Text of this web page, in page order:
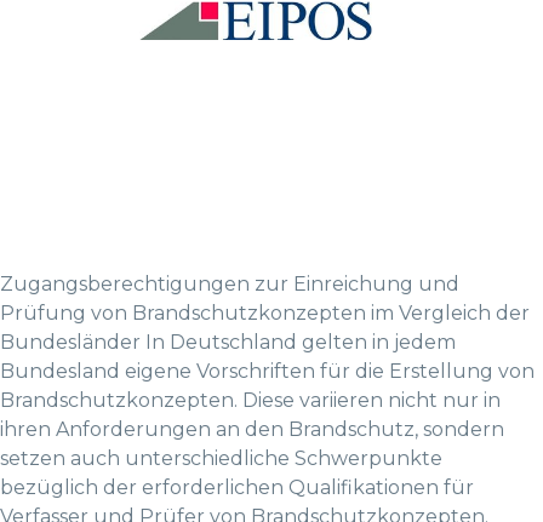
Zugangsberechtigungen zur Einreichung und
Prüfung von Brandschutzkonzepten im Vergleich der
Bundesländer In Deutschland gelten in jedem
Bundesland eigene Vorschriften für die Erstellung von
Brandschutzkonzepten. Diese variieren nicht nur in
ihren Anforderungen an den Brandschutz, sondern
setzen auch unterschiedliche Schwerpunkte
bezüglich der erforderlichen Qualifikationen für
Verfasser und Prüfer von Brandschutzkonzepten.